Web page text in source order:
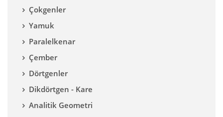
Çokgenler
Yamuk
Paralelkenar
Çember
Dörtgenler
Dikdörtgen - Kare
Analitik Geometri